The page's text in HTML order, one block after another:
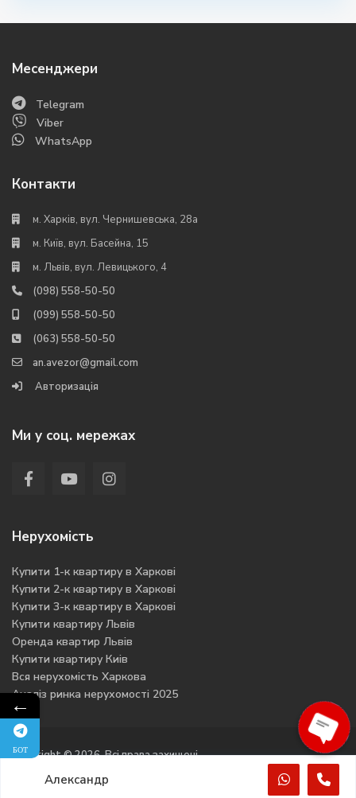
Месенджери
Telegram
Viber
WhatsApp
Контакти
м. Харків, вул. Чернишевська, 28а
м. Київ, вул. Басейна, 15
м. Львів, вул. Левицького, 4
(098) 558-50-50
(099) 558-50-50
(063) 558-50-50
an.avezor@gmail.com
Авторизація
Ми у соц. мережах
Нерухомість
Купити 1-к квартиру в Харкові
Купити 2-к квартиру в Харкові
Купити 3-к квартиру в Харкові
Купити квартиру Львів
Оренда квартир Львів
Купити квартиру Киів
Вся нерухомість Харкова
Аналіз ринка нерухомості 2025
Copyright © 2026. Всі права захищені
Політика конфіденційності
Александр
←
БОТ